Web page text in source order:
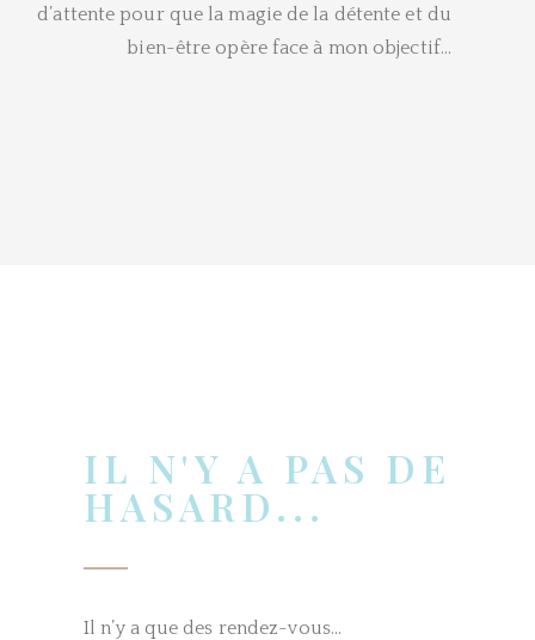
d’attente pour que la magie de la détente et du
bien-être opère face à mon objectif…
IL N'Y A PAS DE
HASARD...
Il n’y a que des rendez-vous…